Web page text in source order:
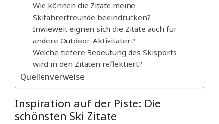
Wie können die Zitate meine
Skifahrerfreunde beeindrucken?
Inwieweit eignen sich die Zitate auch für
andere Outdoor-Aktivitäten?
Welche tiefere Bedeutung des Skisports
wird in den Zitaten reflektiert?
Quellenverweise
Inspiration auf der Piste: Die
schönsten Ski Zitate